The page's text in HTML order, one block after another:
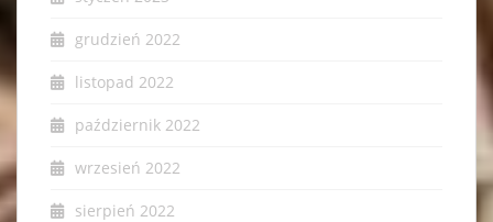
grudzień 2022
listopad 2022
październik 2022
wrzesień 2022
sierpień 2022